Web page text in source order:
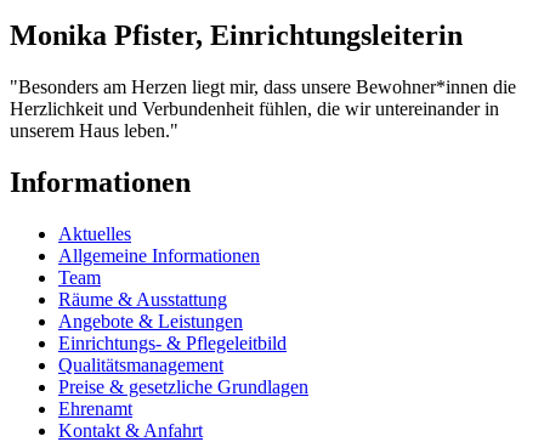
Monika Pfister, Einrichtungsleiterin
"Besonders am Herzen liegt mir, dass unsere Bewohner*innen die
Herzlichkeit und Verbundenheit fühlen, die wir untereinander in
unserem Haus leben."
Informationen
Aktuelles
Allgemeine Informationen
Team
Räume & Ausstattung
Angebote & Leistungen
Einrichtungs- & Pflegeleitbild
Qualitätsmanagement
Preise & gesetzliche Grundlagen
Ehrenamt
Kontakt & Anfahrt